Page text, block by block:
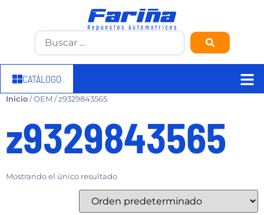
CATÁLOGO
Inicio/ OEM / z9329843565
z9329843565
Mostrando el único resultado